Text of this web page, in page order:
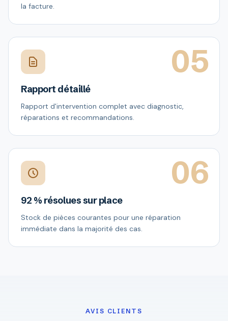
la facture.
05
Rapport détaillé
Rapport d'intervention complet avec diagnostic,
réparations et recommandations.
06
92 % résolues sur place
Stock de pièces courantes pour une réparation
immédiate dans la majorité des cas.
AVIS CLIENTS